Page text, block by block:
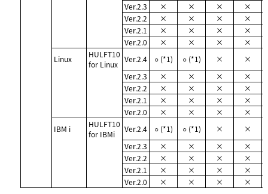
Ver.2.3 × × ×
×
Ver.2.2
× × ×
×
Ver.2.1
× × ×
×
Ver.2.0
× × ×
×
Linux
HULFT10
for Linux
Ver.2.4 ○ (*1) ○ (*1) ×
×
Ver.2.3
× × ×
×
Ver.2.2
× × ×
×
Ver.2.1
× × ×
×
Ver.2.0
× × ×
×
IBM i
HULFT10
for IBMi
Ver.2.4 ○ (*1) ○ (*1) ×
×
Ver.2.3
× × ×
×
Ver.2.2
× × ×
×
Ver.2.1
× × ×
×
Ver.2.0
× × ×
×